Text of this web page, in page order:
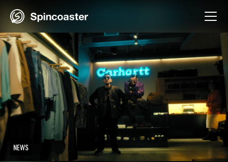
NEWS